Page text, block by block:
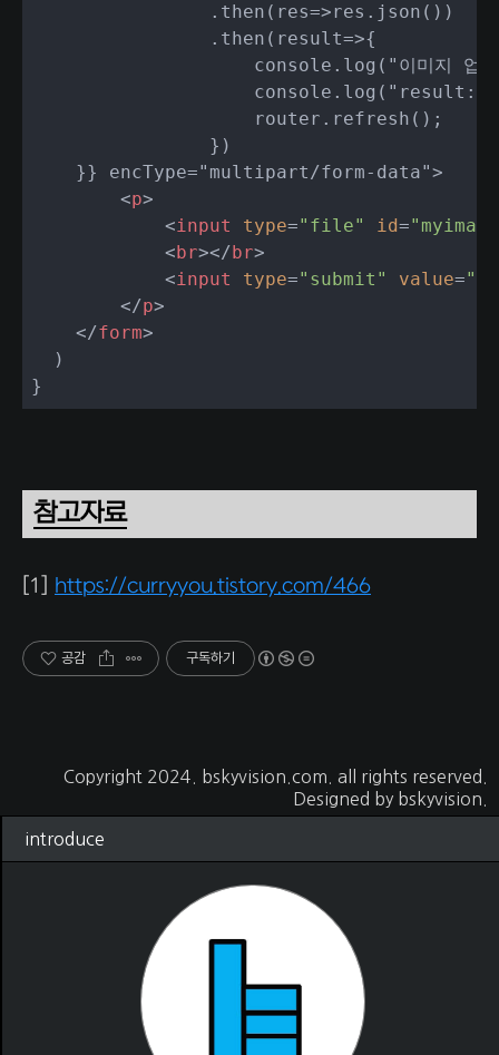
                .then(res=>res.json())
                .then(result=>{
console.log("이미지 업로
console.log("result:
                    router.refresh();
                })
    }} encType="multipart/form-data">
<p>
<input type="file" id=
<br></br>
<input type="submit" value="
</p>
</form>
  )
}
참고자료
[1] https://curryyou.tistory.com/466
공감 구독하기
Copyright 2024. bskyvision.com . all rights reserved.
Designed by bskyvision.
introduce